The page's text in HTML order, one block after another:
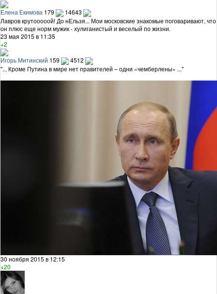
Елена Екимова 179
14643
Лавров крутооооой! До нЕльзя... Мои московские знакомые поговаривают, что
он плюс еще норм мужик - хулиганистый и веселый по жизни.
23 мая 2015 в 11:35
+2
Игорь Митинский 159
4512
"... Кроме Путина в мире нет правителей – одни «чемберлены» ..."
30 ноября 2015 в 12:15
+20